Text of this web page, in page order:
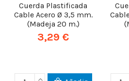
Cuerda Plastificada
Cable Acero Ø 3,5 mm.
(Madeja 20 m.)
3,29 €